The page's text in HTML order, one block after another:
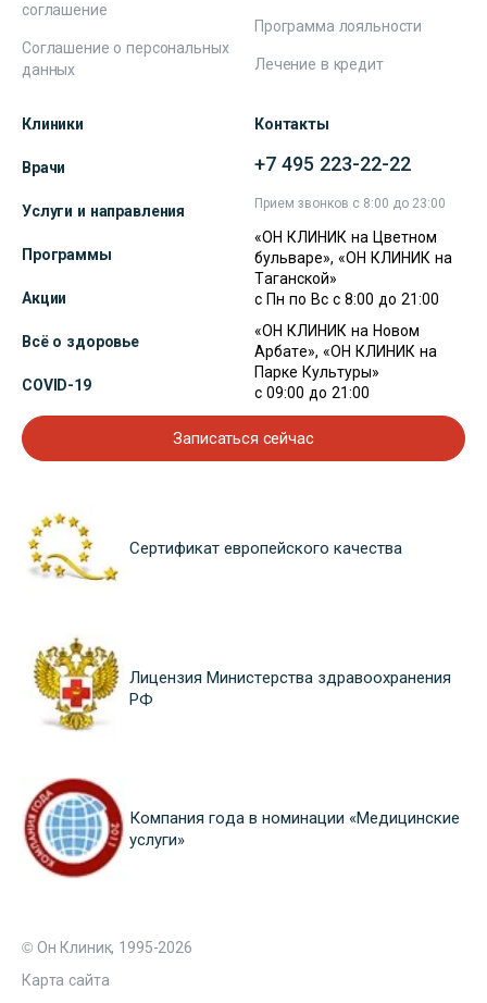
соглашение
Соглашение о персональных
данных
Программа лояльности
Лечение в кредит
Клиники
Врачи
Услуги и направления
Программы
Акции
Всё о здоровье
COVID-19
Контакты
+7 495 223-22-22
Прием звонков с 8:00 до 23:00
«ОН КЛИНИК на Цветном
бульваре», «ОН КЛИНИК на
Таганской»
с Пн по Вс с 8:00 до 21:00
«ОН КЛИНИК на Новом
Арбате», «ОН КЛИНИК на
Парке Культуры»
с 09:00 до 21:00
Записаться сейчас
Сертификат европейского качества
Лицензия Министерства здравоохранения
РФ
Компания года в номинации «Медицинские
услуги»
© Он Клиник, 1995-2026
Карта сайта